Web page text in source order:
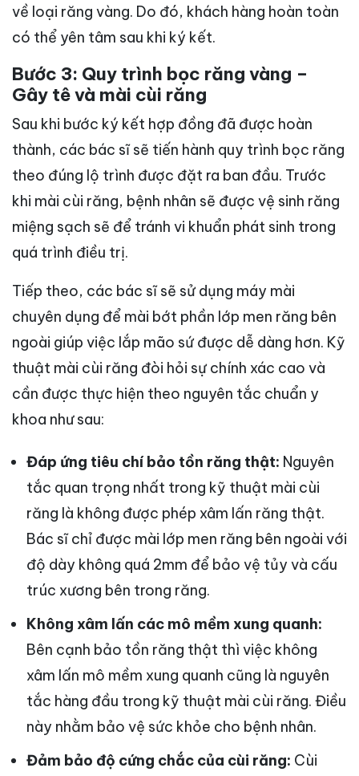
về loại răng vàng. Do đó, khách hàng hoàn toàn
có thể yên tâm sau khi ký kết.
Bước 3: Quy trình bọc răng vàng –
Gây tê và mài cùi răng
Sau khi bước ký kết hợp đồng đã được hoàn
thành, các bác sĩ sẽ tiến hành quy trình bọc răng
theo đúng lộ trình được đặt ra ban đầu. Trước
khi mài cùi răng, bệnh nhân sẽ được vệ sinh răng
miệng sạch sẽ để tránh vi khuẩn phát sinh trong
quá trình điều trị.
Tiếp theo, các bác sĩ sẽ sử dụng máy mài
chuyên dụng để mài bớt phần lớp men răng bên
ngoài giúp việc lắp mão sứ được dễ dàng hơn. Kỹ
thuật mài cùi răng đòi hỏi sự chính xác cao và
cần được thực hiện theo nguyên tắc chuẩn y
khoa như sau:
Đáp ứng tiêu chí bảo tồn răng thật: Nguyên
tắc quan trọng nhất trong kỹ thuật mài cùi
răng là không được phép xâm lấn răng thật.
Bác sĩ chỉ được mài lớp men răng bên ngoài với
độ dày không quá 2mm để bảo vệ tủy và cấu
trúc xương bên trong răng.
Không xâm lấn các mô mềm xung quanh:
Bên cạnh bảo tồn răng thật thì việc không
xâm lấn mô mềm xung quanh cũng là nguyên
tắc hàng đầu trong kỹ thuật mài cùi răng. Điều
này nhằm bảo vệ sức khỏe cho bệnh nhân.
Đảm bảo độ cứng chắc của cùi răng: Cùi